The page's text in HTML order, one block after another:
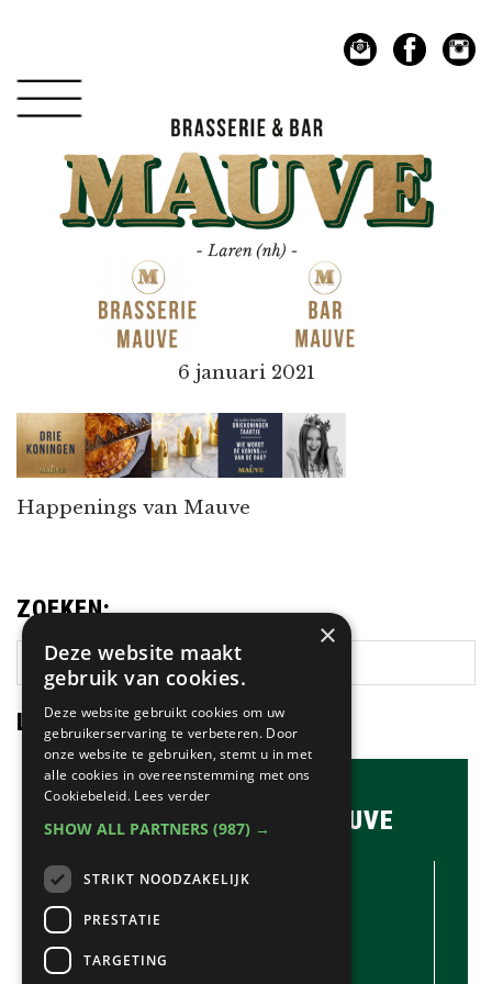
hoofdnavigatie
hoofd
inhoud
Mauve
6 januari 2021
Happenings van Mauve
ZOEKEN:
Zoek
op
deze
website
LAATSTE NIEUWS:
BRASSERIE & BAR MAUVE
CONTACTGEGEVENS //
×
Deze website maakt
gebruik van cookies.
Deze website gebruikt cookies om uw
gebruikerservaring te verbeteren. Door
onze website te gebruiken, stemt u in met
alle cookies in overeenstemming met ons
Cookiebeleid. Lees verder
SHOW ALL PARTNERS (987) →
STRIKT NOODZAKELIJK
PRESTATIE
TARGETING